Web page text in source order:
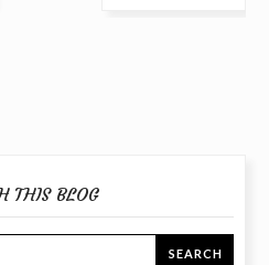
THIS BLOG